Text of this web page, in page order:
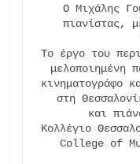
Ο Μιχάλης
πιανίστας,
Το έργο του
μελοποιημένη
κινηματογράφο
στη
και
Κολλέγιο
College of